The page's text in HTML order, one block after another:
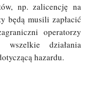
np. zalicencję na
będą musili zapłacić
operatorzy
wszelkie działania
hazardu.